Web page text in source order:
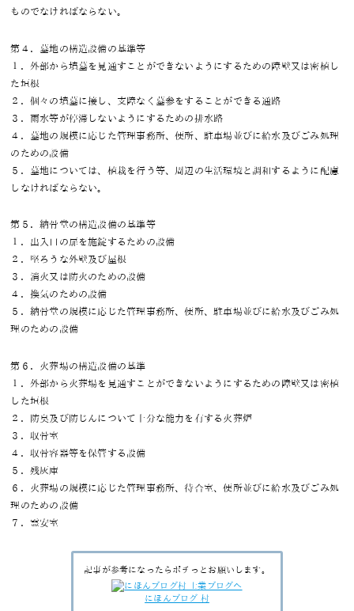
ものでなければならない。
第４．墓地の構造設備の基準等
１．外部から墳墓を見通すことができないようにするための障壁又は密植し
た垣根
２．個々の墳墓に接し、支障なく墓参をすることができる通路
３．雨水等が停滞しないようにするための排水路
４．墓地の規模に応じた管理事務所、便所、駐車場並びに給水及びごみ処理
のための設備
５．墓地については、植栽を行う等、周辺の生活環境と調和するように配慮
しなければならない。
第５．納骨堂の構造設備の基準等
１．出入口の扉を施錠するための設備
２．堅ろうな外壁及び屋根
３．消火又は防火のための設備
４．換気のための設備
５．納骨堂の規模に応じた管理事務所、便所、駐車場並びに給水及びごみ処
理のための設備
第６．火葬場の構造設備の基準
１．外部から火葬場を見通すことができないようにするための障壁又は密植
した垣根
２．防臭及び防じんについて十分な能力を有する火葬炉
３．収骨室
４．収骨容器等を保管する設備
５．残灰庫
６．火葬場の規模に応じた管理事務所、待合室、便所並びに給水及びごみ処
理のための設備
７．霊安室
記事が参考になったらポチっとお願いします。
にほんブログ 村